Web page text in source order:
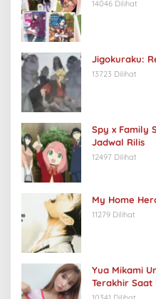
14046 Dilihat
Jigokuraku:
13723 Dilihat
Spy x Family
Jadwal Rilis
12497 Dilihat
My Home
11279 Dilihat
Yua Mikami
Terakhir Saat